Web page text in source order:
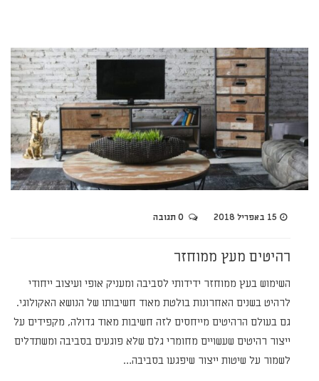
15 באפריל 2018
רהיטים מעץ ממוחזר
השימוש בעץ ממוחזר ידידותי לסביבה ומעניק אופי ועיצוב ייחודי
לרהיט בשנים האחרונות בולטת מאוד חשיבותו של הנושא האקולוגי.
גם בעולם הרהיטים מייחסים לזה חשיבות מאוד גדולה, מקפידים על
ייצור רהיטים שעשויים מחומרי גלם שלא פוגעים בסביבה ומשתדלים
לשמור על שיטות ייצור שיפגעו בסביבה…